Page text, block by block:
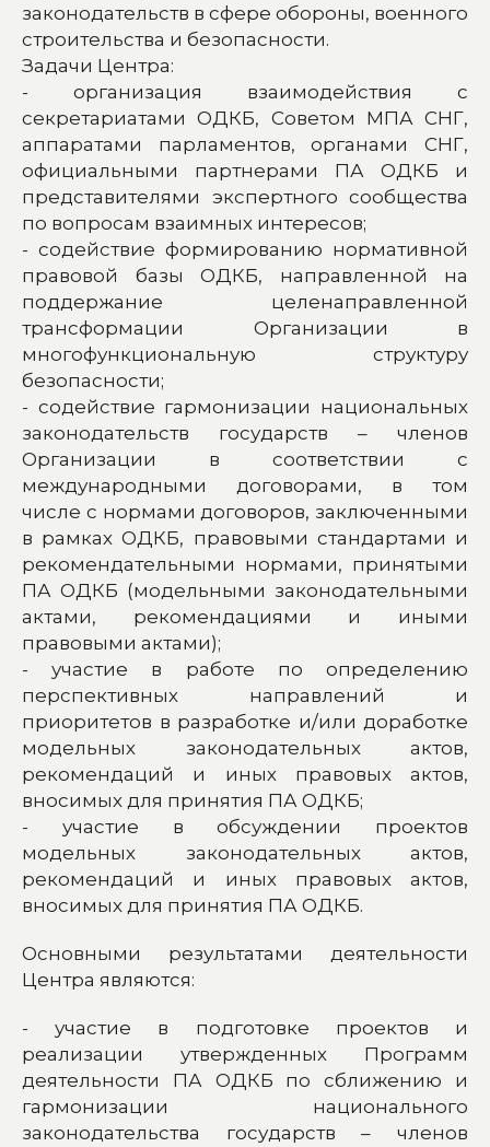
законодательств в сфере обороны, военного
строительства и безопасности.
Задачи Центра:
- организация взаимодействия с
секретариатами ОДКБ, Советом МПА СНГ,
аппаратами парламентов, органами СНГ,
официальными партнерами ПА ОДКБ и
представителями экспертного сообщества
по вопросам взаимных интересов;
- содействие формированию нормативной
правовой базы ОДКБ, направленной на
поддержание целенаправленной
трансформации Организации в
многофункциональную структуру
безопасности;
- содействие гармонизации национальных
законодательств государств – членов
Организации в соответствии с
международными договорами, в том
числе с нормами договоров, заключенными
в рамках ОДКБ, правовыми стандартами и
рекомендательными нормами, принятыми
ПА ОДКБ (модельными законодательными
актами, рекомендациями и иными
правовыми актами);
- участие в работе по определению
перспективных направлений и
приоритетов в разработке и/или доработке
модельных законодательных актов,
рекомендаций и иных правовых актов,
вносимых для принятия ПА ОДКБ;
- участие в обсуждении проектов
модельных законодательных актов,
рекомендаций и иных правовых актов,
вносимых для принятия ПА ОДКБ.
Основными результатами деятельности
Центра являются:
- участие в подготовке проектов и
реализации утвержденных Программ
деятельности ПА ОДКБ по сближению и
гармонизации национального
законодательства государств – членов